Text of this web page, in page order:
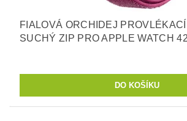
FIALOVÁ ORCHIDEJ
SUCHÝ ZIP PRO APPLE WATCH